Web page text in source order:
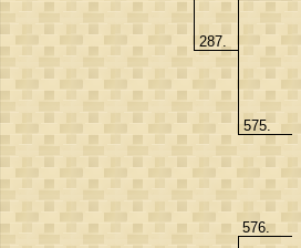
287.
575.
576.